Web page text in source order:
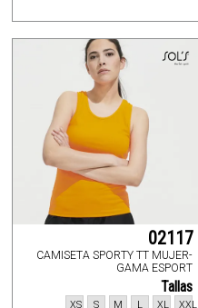
02117
CAMISETA SPORTY TT MUJER-
GAMA ESPORT
Tallas
XXL
XL
L
M
S
XS